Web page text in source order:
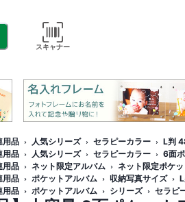
スキャナー
用品 人気シリーズ セラピーカラー
L判
用品
人気シリーズ セラピーカラー
6面
用品
ネット限定アルバム
ネット限定ポケ
用品
ポケットアルバム 収納写真サイズ
用品
ポケットアルバム シリーズ セラピ